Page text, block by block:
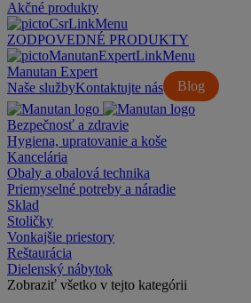
Akčné produkty
ZODPOVEDNÉ PRODUKTY
Manutan Expert
Naše služby
Blog
Kontaktujte nás
Bezpečnosť a zdravie
Hygiena, upratovanie a koše
Kancelária
Obaly a obalová technika
Priemyselné potreby a náradie
Sklad
Stoličky
Vonkajšie priestory
Reštaurácia
Dielenský nábytok
Zobraziť všetko v tejto kategórii